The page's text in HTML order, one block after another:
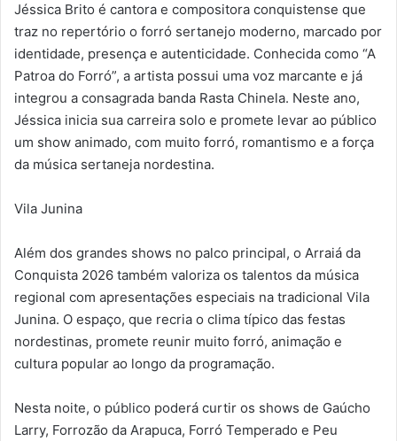
Jéssica Brito é cantora e compositora conquistense que
traz no repertório o forró sertanejo moderno, marcado por
identidade, presença e autenticidade. Conhecida como “A
Patroa do Forró”, a artista possui uma voz marcante e já
integrou a consagrada banda Rasta Chinela. Neste ano,
Jéssica inicia sua carreira solo e promete levar ao público
um show animado, com muito forró, romantismo e a força
da música sertaneja nordestina.
Vila Junina
Além dos grandes shows no palco principal, o Arraiá da
Conquista 2026 também valoriza os talentos da música
regional com apresentações especiais na tradicional Vila
Junina. O espaço, que recria o clima típico das festas
nordestinas, promete reunir muito forró, animação e
cultura popular ao longo da programação.
Nesta noite, o público poderá curtir os shows de Gaúcho
Larry, Forrozão da Arapuca, Forró Temperado e Peu